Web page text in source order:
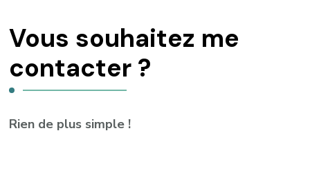
Vous souhaitez me
contacter ?
Rien de plus simple !